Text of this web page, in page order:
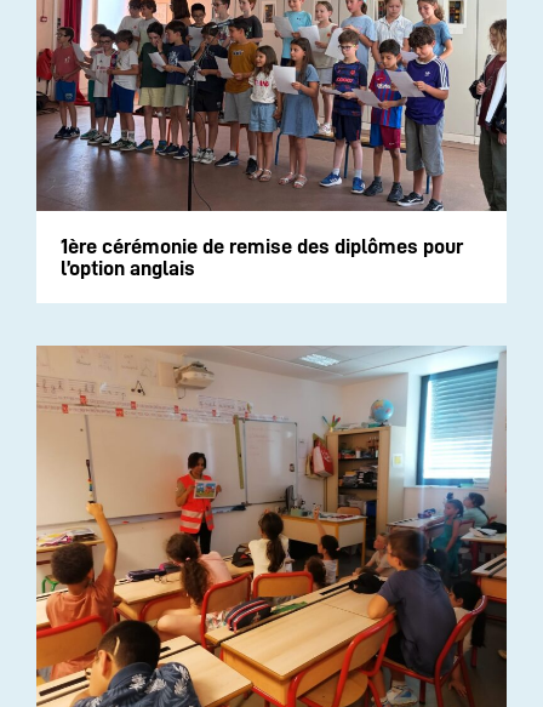
1ère cérémonie de remise des diplômes pour
l’option anglais